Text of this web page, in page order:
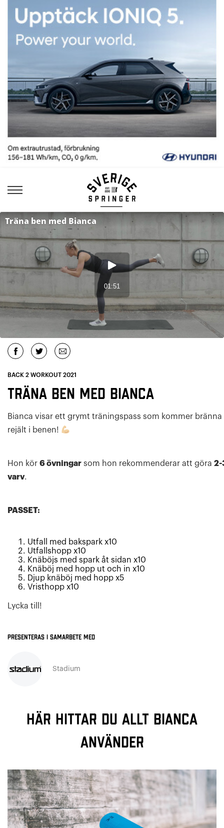
BACK 2 WORKOUT 2021
Träna ben med Bianca
Bianca visar ett grymt träningspass som kommer bränna
rejält i benen!
Hon kör 6 övningar som hon rekommenderar att göra 2-
varv.
PASSET:
Utfall med bakspark x10
Utfallshopp x10
Knäböjs med spark åt sidan x10
Knäböj med hopp ut och in x10
Djup knäböj med hopp x5
Vristhopp x10
Lycka till!
Presenteras i samarbete med
Stadium
Här hittar du allt Bianca
använder